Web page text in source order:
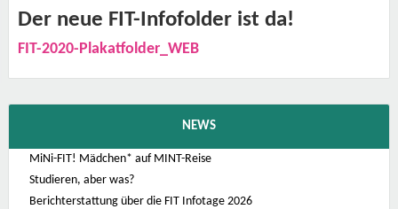
Der neue FIT-Infofolder ist da!
FIT-2020-Plakatfolder_WEB
NEWS
MiNi-FIT! Mädchen* auf MINT-Reise
Studieren, aber was?
Berichterstattung über die FIT Infotage 2026